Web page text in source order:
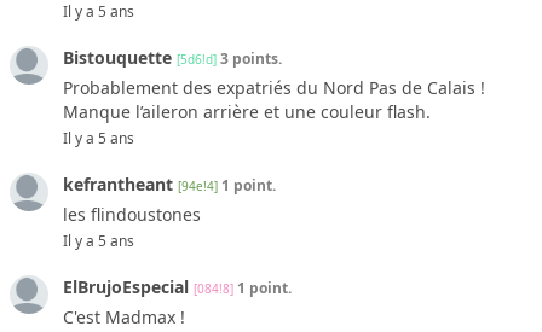
Il y a 5 ans
Bistouquette [5d6!d] 3 points.
Probablement des expatriés du Nord Pas de Calais !
Manque l’aileron arrière et une couleur flash.
Il y a 5 ans
kefrantheant [94e!4] 1 point.
les flindoustones
Il y a 5 ans
ElBrujoEspecial [084!8] 1 point.
C'est Madmax !